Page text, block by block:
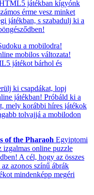
játékban kígyónk
érme vesz minket
játékban, s szabadulj ki a
a mobilodra!
mobilos változata!
játékot bárhol és
ki csapdákat, lopj
játékban! Próbáld ki a
mely korábbi híres játékok
tolvajjá a mobilodon
of the Pharaoh Egyiptomi
izgalmas online puzzle
A cél, hogy az összes
azonos színű ábrák
mindenképp megéri